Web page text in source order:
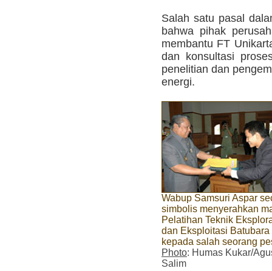
Salah satu pasal
bahwa pihak
membantu FT
dan konsultasi
penelitian dan
energi.
Wabup Samsuri Aspar
simbolis menyerahkan
Pelatihan Teknik
dan Eksploitasi Batubara
kepada salah seorang
Photo: Humas Kukar/
Salim